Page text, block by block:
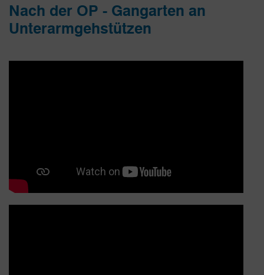
Nach der OP - Gangarten an
Unterarmgehstützen